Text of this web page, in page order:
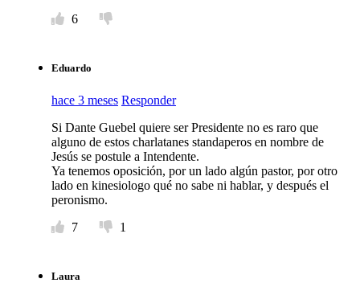
6
Eduardo
hace 3 meses Responder
Si Dante Guebel quiere ser Presidente no es raro que
alguno de estos charlatanes standaperos en nombre de
Jesús se postule a Intendente.
Ya tenemos oposición, por un lado algún pastor, por otro
lado en kinesiologo qué no sabe ni hablar, y después el
peronismo.
7
1
Laura